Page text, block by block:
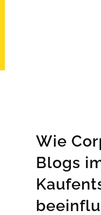
Wie
Blogs